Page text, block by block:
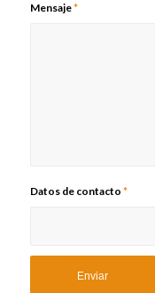
Mensaje*
Datos de contacto *